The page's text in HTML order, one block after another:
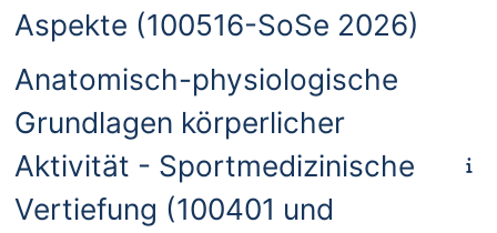
Aspekte (100516-SoSe 2026)
Anatomisch-physiologische
Grundlagen körperlicher
Aktivität - Sportmedizinische
Vertiefung (100401 und